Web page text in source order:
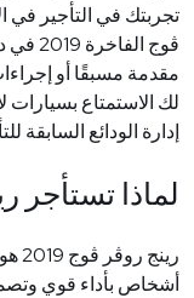
تجربتك في التأجير في
ڤوج
مقدمة مسبقًا أو
لك الاستمتاع بسيارات
إدارة الودائع السابقة
لماذا تستأجر
أشخاص بأداء قوي